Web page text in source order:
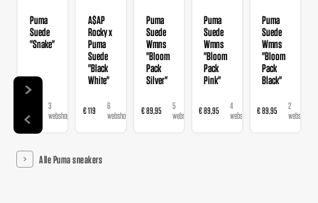
Puma
Suede
"Snake"
3
webshops
A$AP
Rocky x
Puma
Suede
"Black
White"
€ 119
6
webshops
Puma
Suede
Wmns
"Bloom
Pack
Silver"
€ 89,95
5
webshops
Puma
Suede
Wmns
"Bloom
Pack
Pink"
€ 89,95
4
webshops
Puma
Suede
Wmns
"Bloom
Pack
Black"
€ 89,95
2
webshops
Alle Puma sneakers